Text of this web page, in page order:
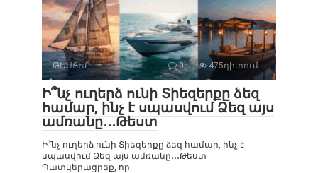
ԹԵՍՏԵՐ 0 475դիտում
Ի՞նչ ուղերձ ունի Տիեզերքը ձեզ
համար, ինչ է սպասվում Ձեզ այս
ամռանը․․․Թեստ
Ի՞նչ ուղերձ ունի Տիեզերքը ձեզ համար, ինչ է
սպասվում Ձեզ այս ամռանը․․․Թեստ
Պատկերացրեք, որ